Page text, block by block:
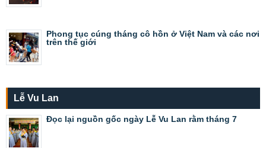
Phong tục cúng tháng cô hồn ở Việt Nam và các nơi
trên thế giới
Lễ Vu Lan
Đọc lại nguồn gốc ngày Lễ Vu Lan rằm tháng 7